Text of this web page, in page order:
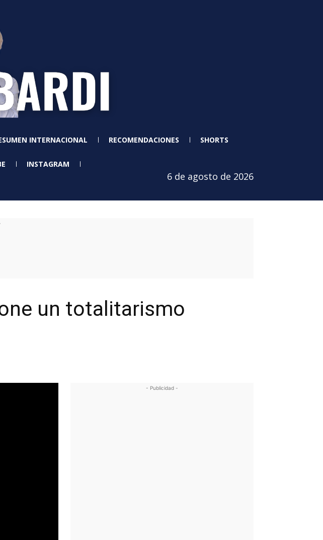
INTERNACIONAL RECOMENDACIONES SHORTS
INSTAGRAM
6 de agosto de 2026
un totalitarismo
- Publicidad -